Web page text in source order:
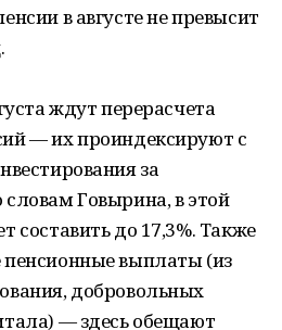
в августе не превысит
ждут перерасчета
— их проиндексируют с
за
Говырина, в этой
составить до 17,3%. Также
выплаты (из
добровольных
— здесь обещают